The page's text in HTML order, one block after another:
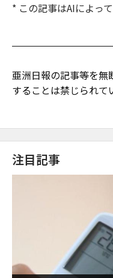
* この記事はAIによっ
亜洲日報の記事等を無
することは禁じられて
注目記事